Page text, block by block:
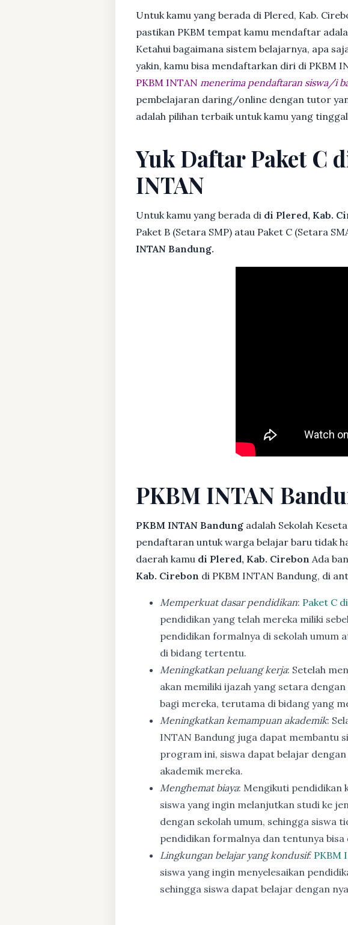
Untuk kamu yang berada di Plered, Kab.
pastikan PKBM tempat kamu mendaftar
Ketahui bagaimana sistem belajarnya, apa
yakin, kamu bisa mendaftarkan diri di PKBM
PKBM INTAN menerima pendaftaran siswa/i
pembelajaran daring/online dengan tutor
adalah pilihan terbaik untuk kamu yang
Yuk Daftar Paket C
INTAN
Untuk kamu yang berada di di Plered, Kab.
Paket B (Setara SMP) atau Paket C (Setara
INTAN Bandung.
PKBM INTAN
PKBM INTAN Bandung adalah Sekolah
pendaftaran untuk warga belajar baru tidak
daerah kamu di Plered, Kab. Cirebon Ada
Kab. Cirebon di PKBM INTAN Bandung, di
Memperkuat dasar pendidikan: Paket C
pendidikan yang telah mereka miliki
pendidikan formalnya di sekolah umum
di bidang tertentu.
Meningkatkan peluang kerja: Setelah
akan memiliki ijazah yang setara
bagi mereka, terutama di bidang yang
Meningkatkan kemampuan akademik:
INTAN Bandung juga dapat membantu
program ini, siswa dapat belajar
akademik mereka.
Menghemat biaya: Mengikuti pendidikan
siswa yang ingin melanjutkan studi ke
dengan sekolah umum, sehingga siswa
pendidikan formalnya dan tentunya bisa
Lingkungan belajar yang kondusif: PKBM
siswa yang ingin menyelesaikan
sehingga siswa dapat belajar dengan